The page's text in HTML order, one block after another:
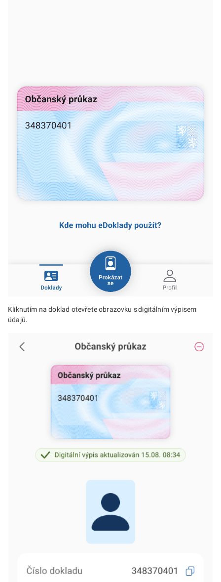
Kliknutím na doklad otevřete obrazovku s digitálním výpisem
údajů.